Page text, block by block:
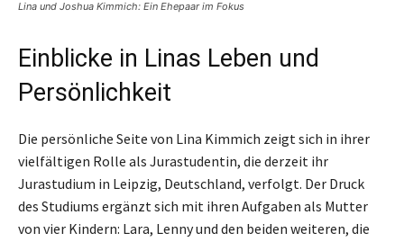
Lina und Joshua Kimmich: Ein Ehepaar im Fokus
Einblicke in Linas Leben und
Persönlichkeit
Die persönliche Seite von Lina Kimmich zeigt sich in ihrer
vielfältigen Rolle als Jurastudentin, die derzeit ihr
Jurastudium in Leipzig, Deutschland, verfolgt. Der Druck
des Studiums ergänzt sich mit ihren Aufgaben als Mutter
von vier Kindern: Lara, Lenny und den beiden weiteren, die